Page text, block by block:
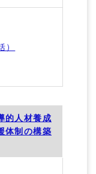
）
的人材養成
体制の構築